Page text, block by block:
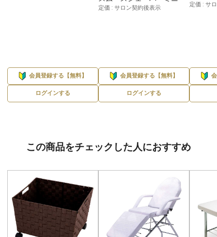
会員登録する【無料】
ログインする
定価 : サロン契約後表示
会員登録する【無料】
ログインする
定価 : サ
この商品をチェックした人におすすめ